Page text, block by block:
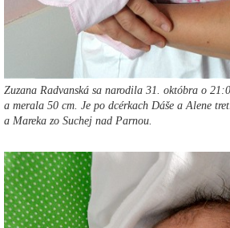
Zuzana Radvanská sa narodila 31. októbra o
a merala 50 cm. Je po dcérkach Dáše a Alene
a Mareka zo Suchej nad Parnou.